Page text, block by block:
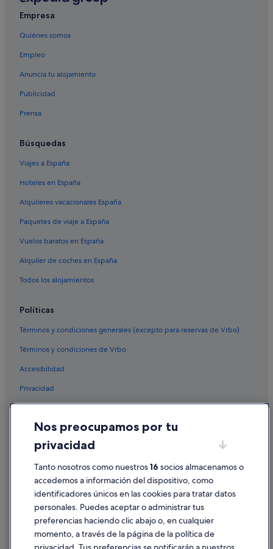
Veryan hoteles
Redruth hoteles
Hoteles en la playa en Condado de Cornualles
St Ewe hoteles
Hoteles de golf en Condado de Cornualles
St Mawes hoteles
Tregony hoteles
Hoteles con bar en Condado de Cornualles
Hoteles históricos en Condado de Cornualles
Hoteles de lujo en Condado de Cornualles
Carnon Downs hoteles
Castillos en Condado de Cornualles
Campings de caravanas en Condado de Cornualles
Empresa
Quiénes somos
Empleo
Anuncia tu alojamiento
Publicidad
Prensa
Búsquedas
Viajes a España
Hoteles en España
Alquileres vacacionales España
Paquetes de viaje a España
Vuelos baratos en España
Alquiler de coches en España
Todos los alojamientos
Políticas
Términos y condiciones generales (excepto para reservas de Vrbo)
Términos y condiciones de Vrbo
Accesibilidad
Privacidad
Cookies
Condiciones de uso
Información legal/contacto
Pautas sobre el contenido y cómo denunciar contenido
Ayuda
Cancelar un vuelo
Nos preocupamos por tu
privacidad
Tanto nosotros como nuestros16 socios almacenamos o
accedemos a información del dispositivo, como
identificadores únicos en las cookies para tratar datos
personales. Puedes aceptar o administrar tus
preferencias haciendo clic abajo o, en cualquier
momento, a través de la página de la política de